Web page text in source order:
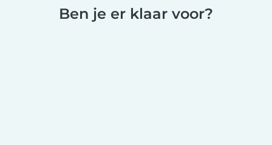
Ben je er klaar voor?